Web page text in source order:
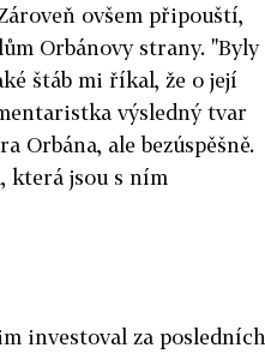
ovšem připouští,
Orbánovy strany. "Byly
štáb mi říkal, že o její
výsledný tvar
Orbána, ale bezúspěšně.
která jsou s ním
investoval za posledních